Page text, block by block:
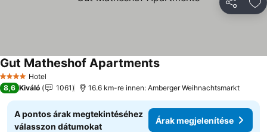
4 KategóriaHotel
Gut Matheshof ApartmentsÁrak megjelenítése
8,6 Kiváló 1061 16.6 km-re innen: Amberger Weihnachtsmarkt
A pontos árak megtekintéséhez
válasszon dátumokat
Árak megjelenítése